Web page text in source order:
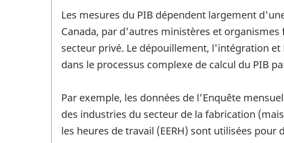
Les mesures du PIB dépendent largement
Canada, par d'autres ministères et
secteur privé. Le dépouillement, l'intégration
dans le processus complexe de calcul du PIB
Par exemple, les données de l'Enquête
des industries du secteur de la fabrication
les heures de travail (EERH) sont utilisées